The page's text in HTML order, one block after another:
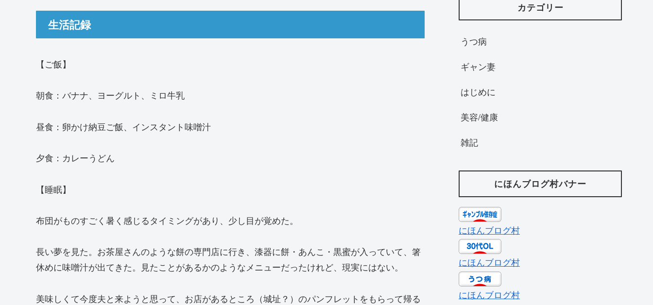
生活記録
【ご飯】
朝食：バナナ、ヨーグルト、ミロ牛乳
昼食：卵かけ納豆ご飯、インスタント味噌汁
夕食：カレーうどん
【睡眠】
布団がものすごく暑く感じるタイミングがあり、少し目が覚めた。
長い夢を見た。お茶屋さんのような餅の専門店に行き、漆器に餅・あんこ・黒蜜が入っていて、箸
休めに味噌汁が出てきた。見たことがあるかのようなメニューだったけれど、現実にはない。
美味しくて今度夫と来ようと思って、お店があるところ（城址？）のパンフレットをもらって帰る
カテゴリー
うつ病
ギャン妻
はじめに
美容/健康
雑記
にほんブログ村バナー
にほんブログ村
にほんブログ村
にほんブログ村